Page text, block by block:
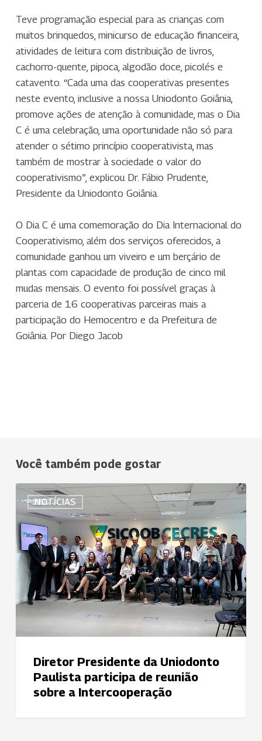
Teve programação especial para as crianças com
muitos brinquedos, minicurso de educação financeira,
atividades de leitura com distribuição de livros,
cachorro-quente, pipoca, algodão doce, picolés e
catavento. “Cada uma das cooperativas presentes
neste evento, inclusive a nossa Uniodonto Goiânia,
promove ações de atenção à comunidade, mas o Dia
C é uma celebração, uma oportunidade não só para
atender o sétimo princípio cooperativista, mas
também de mostrar à sociedade o valor do
cooperativismo”, explicou Dr. Fábio Prudente,
Presidente da Uniodonto Goiânia.
O Dia C é uma comemoração do Dia Internacional do
Cooperativismo, além dos serviços oferecidos, a
comunidade ganhou um viveiro e um berçário de
plantas com capacidade de produção de cinco mil
mudas mensais. O evento foi possível graças à
parceria de 16 cooperativas parceiras mais a
participação do Hemocentro e da Prefeitura de
Goiânia. Por Diego Jacob
Você também pode gostar
NOTÍCIAS
Diretor
Presidente
da
Uniodonto
Paulista
participa
reunião
sobre
Diretor Presidente da Uniodonto
Paulista participa de reunião
sobre a Intercooperação